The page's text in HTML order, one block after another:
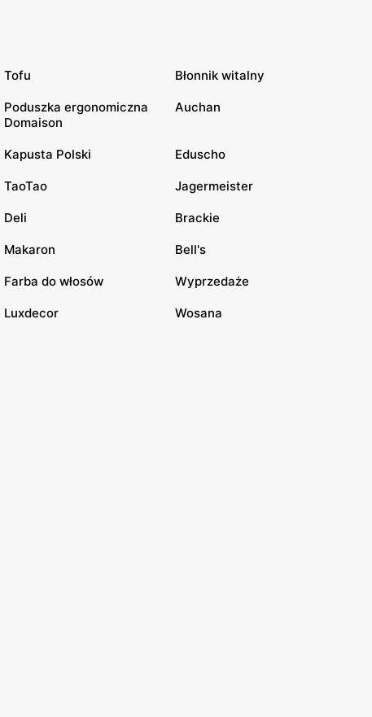
Tofu Błonnik witalny
Poduszka ergonomiczna
Domaison
Auchan
Kapusta Polski Eduscho
TaoTao Jagermeister
Deli Brackie
Makaron Bell's
Farba do włosów Wyprzedaże
Luxdecor Wosana